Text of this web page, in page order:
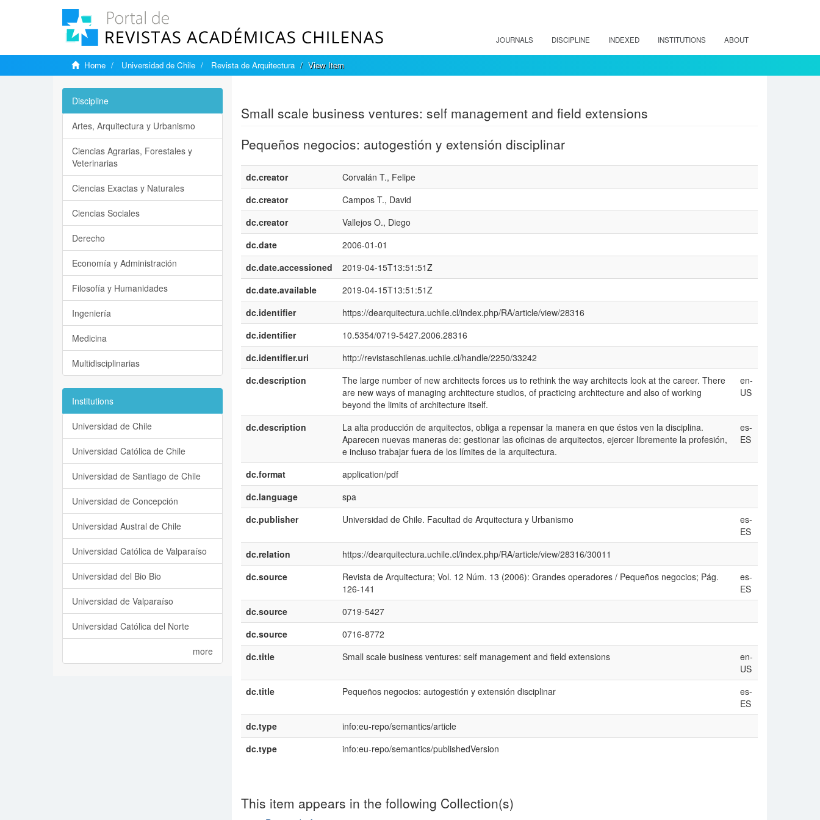
JOURNALS DISCIPLINE INDEXED INSTITUTIONS ABOUT
Home Universidad de Chile Revista de Arquitectura View Item
Small scale business ventures: self management and field extensions
Pequeños negocios: autogestión y extensión disciplinar
dc.creator
Corvalán T., Felipe
dc.creator
Campos T., David
dc.creator
Vallejos O., Diego
dc.date
2006-01-01
dc.date.accessioned
2019-04-15T13:51:51Z
dc.date.available
2019-04-15T13:51:51Z
dc.identifier
https://dearquitectura.uchile.cl/index.php/RA/article/view/28316
dc.identifier
10.5354/0719-5427.2006.28316
dc.identifier.uri
http://revistaschilenas.uchile.cl/handle/2250/33242
dc.description
The large number of new architects forces us to rethink the way architects look at the career. There
are new ways of managing architecture studios, of practicing architecture and also of working
beyond the limits of architecture itself.
en-
US
dc.description
La alta producción de arquitectos, obliga a repensar la manera en que éstos ven la disciplina.
Aparecen nuevas maneras de: gestionar las oficinas de arquitectos, ejercer libremente la profesión,
e incluso trabajar fuera de los límites de la arquitectura.
es-
ES
dc.format
application/pdf
dc.language
spa
dc.publisher
Universidad de Chile. Facultad de Arquitectura y Urbanismo
es-
ES
dc.relation
https://dearquitectura.uchile.cl/index.php/RA/article/view/28316/30011
dc.source
Revista de Arquitectura; Vol. 12 Núm. 13 (2006): Grandes operadores / Pequeños negocios; Pág.
126-141
es-
ES
dc.source
0719-5427
dc.source
0716-8772
dc.title
Small scale business ventures: self management and field extensions
en-
US
dc.title
Pequeños negocios: autogestión y extensión disciplinar
es-
ES
dc.type
info:eu-repo/semantics/article
dc.type
info:eu-repo/semantics/publishedVersion
This item appears in the following Collection(s)
Discipline
Artes, Arquitectura y Urbanismo
Ciencias Agrarias, Forestales y
Veterinarias
Ciencias Exactas y Naturales
Ciencias Sociales
Derecho
Economía y Administración
Filosofía y Humanidades
Ingeniería
Medicina
Multidisciplinarias
Institutions
Universidad de Chile
Universidad Católica de Chile
Universidad de Santiago de Chile
Universidad de Concepción
Universidad Austral de Chile
Universidad Católica de Valparaíso
Universidad del Bio Bio
Universidad de Valparaíso
Universidad Católica del Norte
more